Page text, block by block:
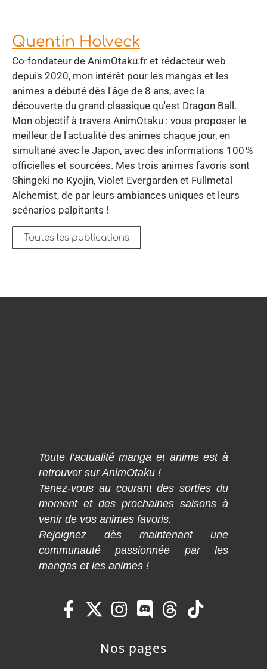
Quentin Holveck
Co-fondateur de AnimOtaku.fr et rédacteur web
depuis 2020, mon intérêt pour les mangas et les
animes a débuté dès l'âge de 8 ans, avec la
découverte du grand classique qu'est Dragon Ball.
Mon objectif à travers AnimOtaku : vous proposer le
meilleur de l'actualité des animes chaque jour, en
simultané avec le Japon, avec des informations 100 %
officielles et sourcées. Mes trois animes favoris sont
Shingeki no Kyojin, Violet Evergarden et Fullmetal
Alchemist, de par leurs ambiances uniques et leurs
scénarios palpitants !
Toutes les publications
Toute l’actualité manga et anime est à
retrouver sur AnimOtaku !
Tenez-vous au courant des sorties du
moment et des prochaines saisons à
venir de vos animes favoris.
Rejoignez dès maintenant une
communauté passionnée par les
mangas et les animes !
Nos pages